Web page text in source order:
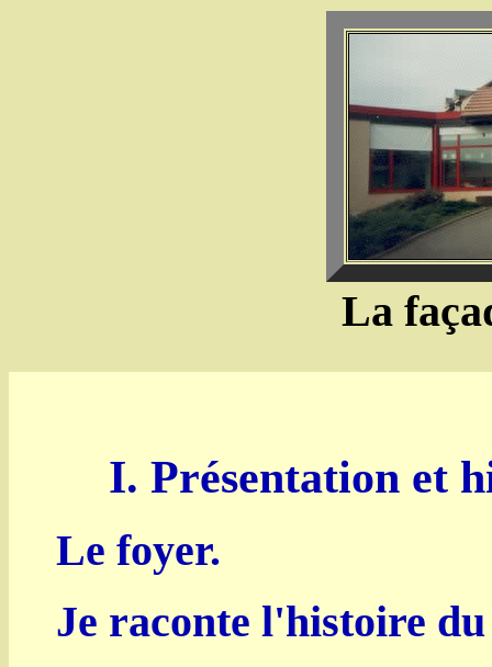
La
I. Présentation et
Le foyer.
Je raconte l'histoire